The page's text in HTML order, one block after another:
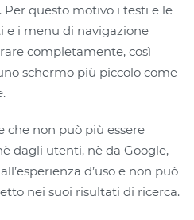
questo motivo i testi e le
e i menu di navigazione
completamente, così
schermo più piccolo come
che non può più essere
dagli utenti, nè da Google,
d’uso e non può
nei suoi risultati di ricerca.